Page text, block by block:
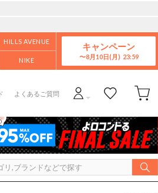
HILLS AVENUE
NIKE
キャンペーン
8月10日(月)
よくあるご質問